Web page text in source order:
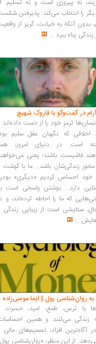
نه پیروزی است و نه تسلیم.
را انتخاب می‌کند: پذیرفتن
بدون آنکه به خیانت، گریز از
زندگی پناه ببرد ...
در گفت‌وگو با فاروک شهیچ‭
ترمزِ خود را از دست داده‌اند
که نگهبان عقل سلیم
است. در دنیای امروز،
فاشیست باشند؛ یعنی
محورِ زندگی‌شان باشد... ما با گوشت
احساس کردیم «دیگری»
دارد... نوشتن پاسخی است
که ما را احاطه کرده‌اند، و
ستایشی است از زیبایی زندگی
...
روان‌شناسی پول | ایما موسی‌زاده
با ترس، طمع، امید، حسرت
زندگی می‌کنند و همین
آگاه‌ترین افراد، تصمیم‌های مالی
از این منظر، «روان‌شناسی